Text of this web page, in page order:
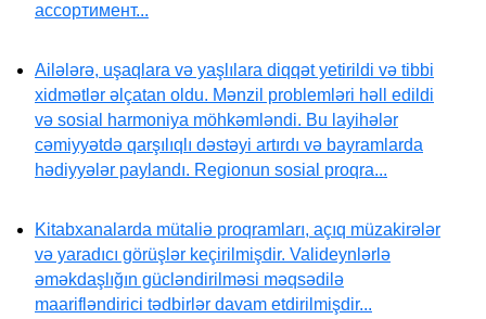
ассортимент...
Ailələrə, uşaqlara və yaşlılara diqqət yetirildi və tibbi
xidmətlər əlçatan oldu. Mənzil problemləri həll edildi
və sosial harmoniya möhkəmləndi. Bu layihələr
cəmiyyətdə qarşılıqlı dəstəyi artırdı və bayramlarda
hədiyyələr paylandı. Regionun sosial proqra...
Kitabxanalarda mütaliə proqramları, açıq müzakirələr
və yaradıcı görüşlər keçirilmişdir. Valideynlərlə
əməkdaşlığın gücləndirilməsi məqsədilə
maarifləndirici tədbirlər davam etdirilmişdir...